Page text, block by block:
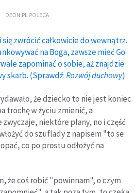
DEON.PL POLECA
się zwrócić całkowicie do wewnątrz.
na Boga, zawsze mieć Go
zapominać o sobie, aż znajdzie
skarb. (Sprawdź:Rozwój duchowy)
że dziecko to nie jest koniec
trochę w życiu zmienić, a
zwyczaje, niektóre plany, no i część
do szuflady z napisem "to se
co po prostu odłożyć na
że coś robić "powinnam", o czym